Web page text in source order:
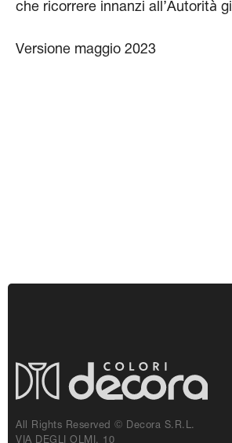
che ricorrere innanzi all’Autorità
Versione maggio 2023
All Rights Reserved © Decora S.r.l.
VIA DEGLI OLMI, 10